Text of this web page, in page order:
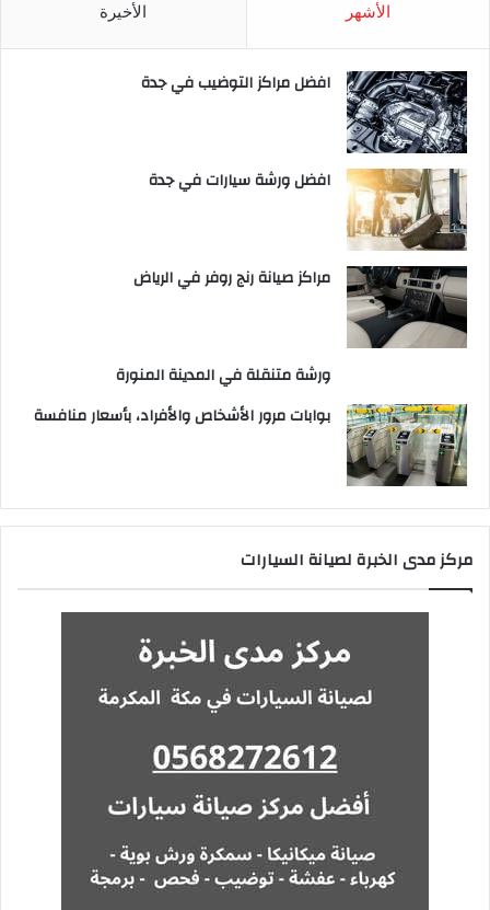
الأشهر الأخيرة
افضل مراكز التوضيب في جدة
افضل ورشة سيارات في جدة
مراكز صيانة رنج روفر في الرياض
ورشة متنقلة في المدينة المنورة
بوابات مرور الأشخاص والأفراد، بأسعار منافسة
مركز مدى الخبرة لصيانة السيارات